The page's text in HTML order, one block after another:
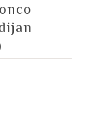
CHECKOUT